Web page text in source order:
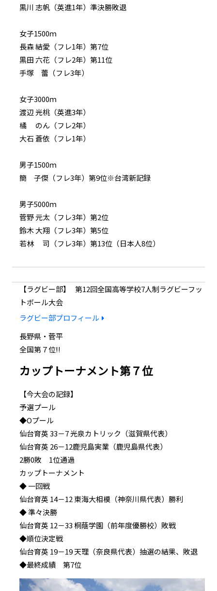
黒川 志帆（英進1年）準決勝敗退
女子1500ｍ
長森 結愛（フレ1年）第7位
黒田 六花（フレ2年）第11位
手塚 蕾（フレ3年）
女子3000ｍ
渡辺 光桃（英進3年）
橘 のん（フレ2年）
大石 蒼依（フレ1年）
男子1500ｍ
簡 子傑（フレ3年）第9位※台湾新記録
男子5000ｍ
菅野 元太（フレ3年）第2位
鈴木 大翔（フレ3年）第5位
若林 司（フレ3年）第13位（日本人8位）
ラグビー部
第12回全国高等学校7人制ラグビーフッ
トボール大会
ラグビー部プロフィール
長野県・菅平
全国第７位!!
カップトーナメント第７位
【今大会の記録】
予選プール
◆Oプール
仙台育英 33－7 光泉カトリック（滋賀県代表）
仙台育英 26－12鹿児島実業（鹿児島県代表）
2勝0敗 1位通過
カップトーナメント
◆ 一回戦
仙台育英 14－12 東海大相模（神奈川県代表）勝利
◆ 準々決勝
仙台育英 12－33 桐蔭学園（前年度優勝校）敗戦
◆順位決定戦
仙台育英 19－19 天理（奈良県代表）抽選の結果、敗退
◆最終成績 第7位